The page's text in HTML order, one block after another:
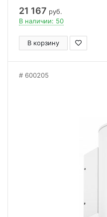
21 167 руб.
В наличии: 50
В корзину
600205